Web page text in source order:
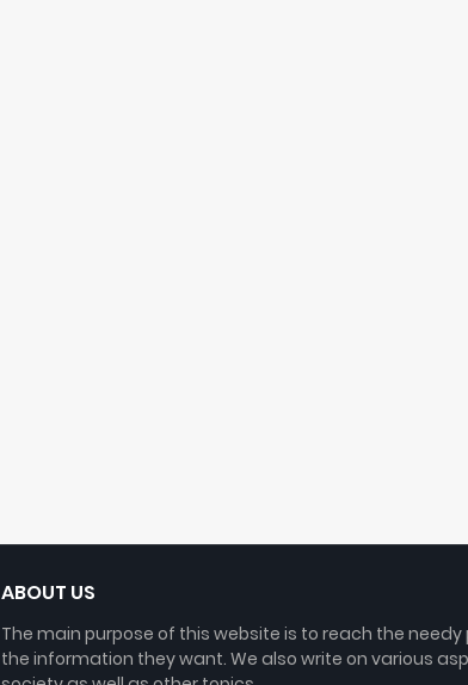
ABOUT US
The main purpose of this website is to reach the needy
the information they want. We also write on various